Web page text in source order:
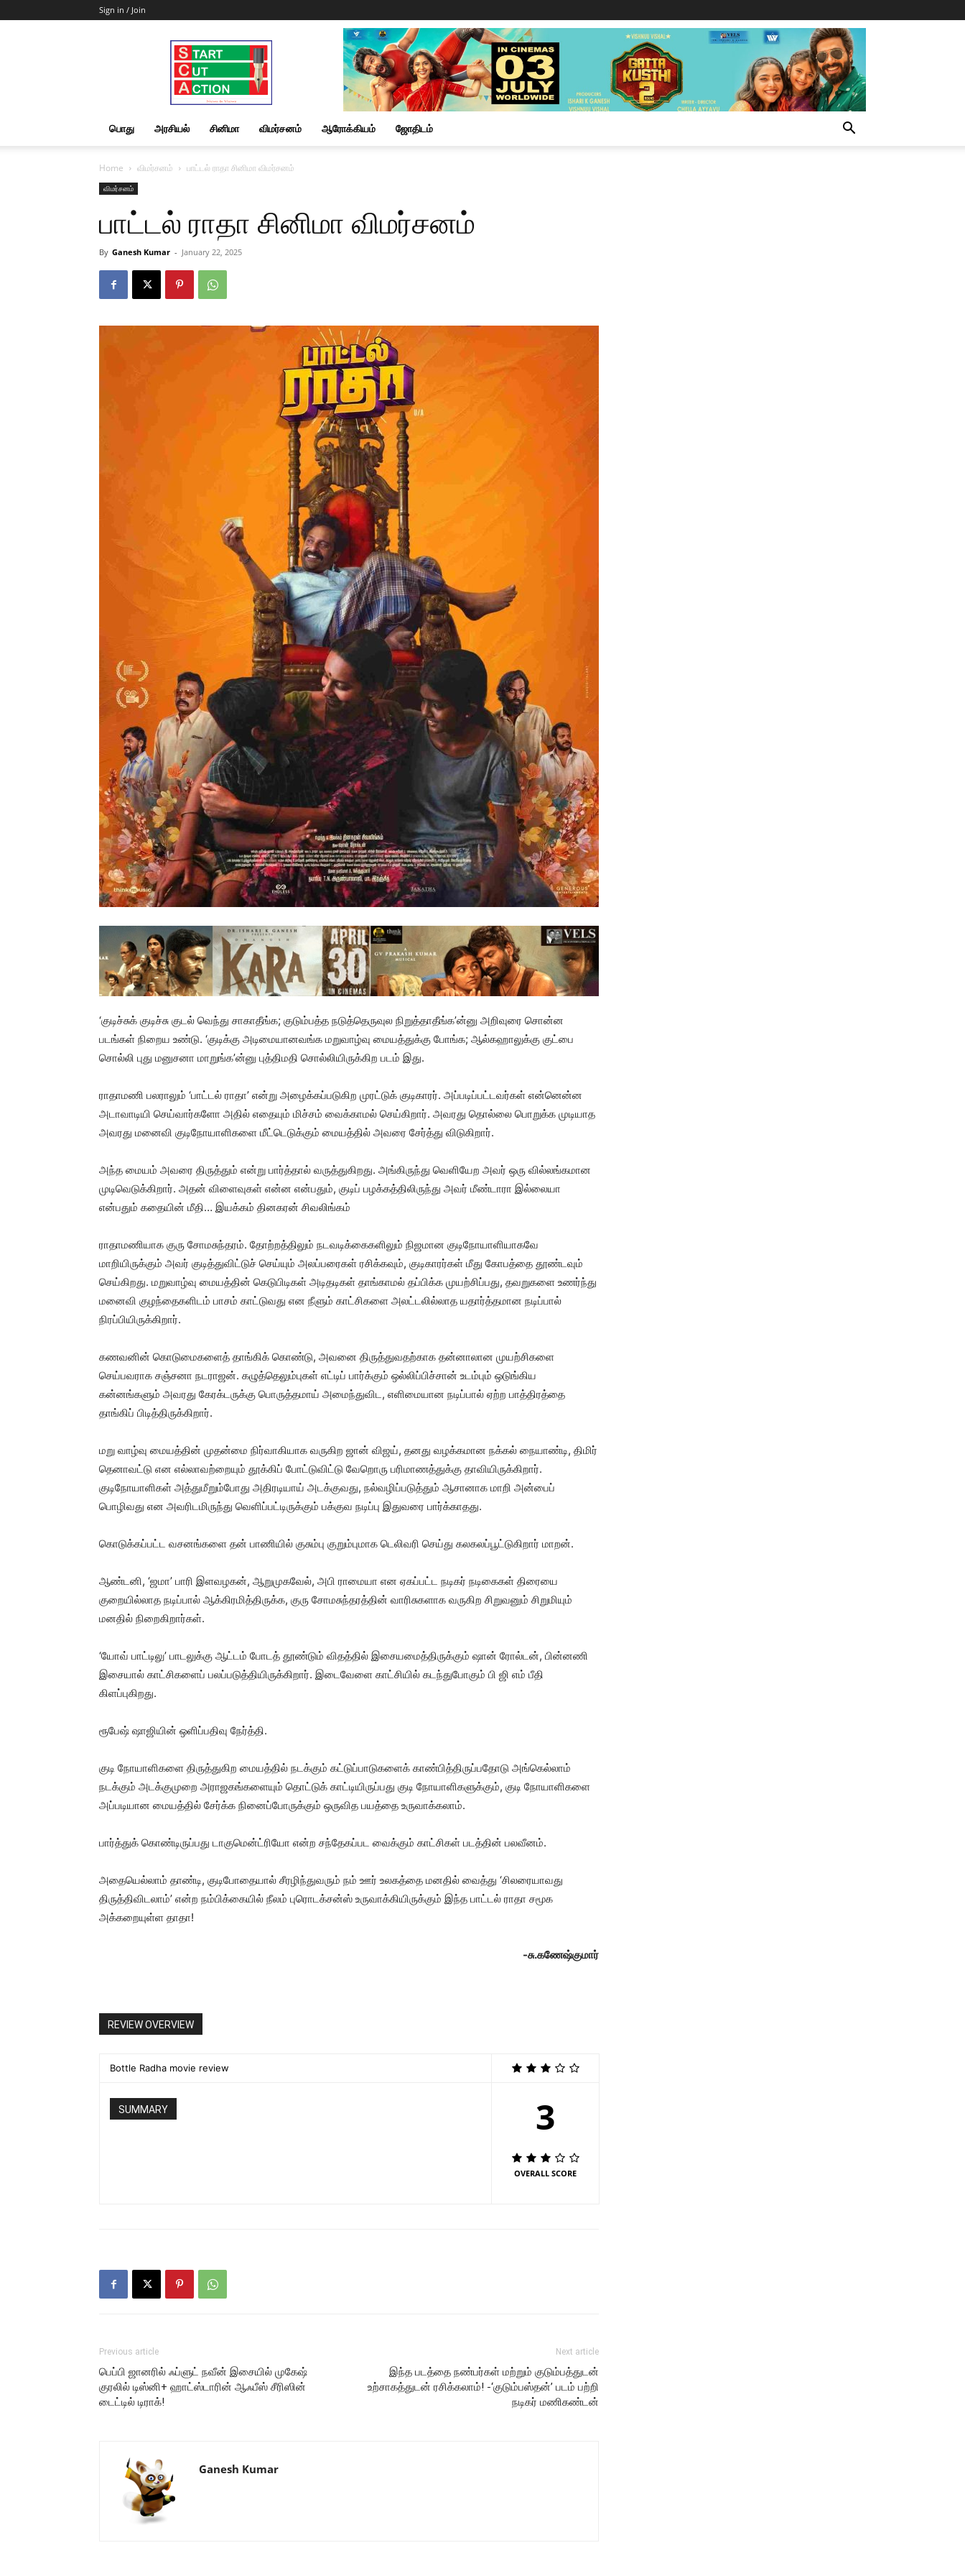
Sign in / Join
Start
Cut
Action
|
News
&
பொது அரசியல் சினிமா விமர்சனம் ஆரோக்கியம் ஜோதிடம்
Home விமர்சனம் பாட்டல் ராதா சினிமா விமர்சனம்
விமர்சனம்
பாட்டல் ராதா சினிமா விமர்சனம்
By Ganesh Kumar - January 22, 2025
‘குடிச்சுக் குடிச்சு குடல் வெந்து சாகாதீங்க; குடும்பத்த நடுத்தெருவுல நிறுத்தாதீங்க’ன்னு அறிவுரை சொன்ன
படங்கள் நிறைய உண்டு. ‘குடிக்கு அடிமையானவங்க மறுவாழ்வு மையத்துக்கு போங்க; ஆல்கஹாலுக்கு குட்பை
சொல்லி புது மனுசனா மாறுங்க’ன்னு புத்திமதி சொல்லியிருக்கிற படம் இது.
ராதாமணி பலராலும் ‘பாட்டல் ராதா’ என்று அழைக்கப்படுகிற முரட்டுக் குடிகாரர். அப்படிப்பட்டவர்கள் என்னென்ன
அடாவாடியி செய்வார்களோ அதில் எதையும் மிச்சம் வைக்காமல் செய்கிறார். அவரது தொல்லை பொறுக்க முடியாத
அவரது மனைவி குடிநோயாளிகளை மீட்டெடுக்கும் மையத்தில் அவரை சேர்த்து விடுகிறார்.
அந்த மையம் அவரை திருத்தும் என்று பார்த்தால் வருத்துகிறது. அங்கிருந்து வெளியேற அவர் ஒரு வில்லங்கமான
முடிவெடுக்கிறார். அதன் விளைவுகள் என்ன என்பதும், குடிப் பழக்கத்திலிருந்து அவர் மீண்டாரா இல்லையா
என்பதும் கதையின் மீதி… இயக்கம் தினகரன் சிவலிங்கம்
ராதாமணியாக குரு சோமசுந்தரம். தோற்றத்திலும் நடவடிக்கைகளிலும் நிஜமான குடிநோயாளியாகவே
மாறியிருக்கும் அவர் குடித்துவிட்டுச் செய்யும் அலப்பரைகள் ரசிக்கவும், குடிகாரர்கள் மீது கோபத்தை தூண்டவும்
செய்கிறது. மறுவாழ்வு மையத்தின் கெடுபிடிகள் அடிதடிகள் தாங்காமல் தப்பிக்க முயற்சிப்பது, தவறுகளை உணர்ந்து
மனைவி குழந்தைகளிடம் பாசம் காட்டுவது என நீளும் காட்சிகளை அலட்டலில்லாத யதார்த்தமான நடிப்பால்
நிரப்பியிருக்கிறார்.
கணவனின் கொடுமைகளைத் தாங்கிக் கொண்டு, அவனை திருத்துவதற்காக தன்னாலான முயற்சிகளை
செய்பவராக சஞ்சனா நடராஜன். கழுத்தெலும்புகள் எட்டிப் பார்க்கும் ஒல்லிப்பிச்சான் உடம்பும் ஒடுங்கிய
கன்னங்களும் அவரது கேரக்டருக்கு பொருத்தமாய் அமைந்துவிட, எளிமையான நடிப்பால் ஏற்ற பாத்திரத்தை
தாங்கிப் பிடித்திருக்கிறார்.
மறு வாழ்வு மையத்தின் முதன்மை நிர்வாகியாக வருகிற ஜான் விஜய், தனது வழக்கமான நக்கல் நையாண்டி, திமிர்
தெனாவட்டு என எல்லாவற்றையும் தூக்கிப் போட்டுவிட்டு வேறொரு பரிமாணத்துக்கு தாவியிருக்கிறார்.
குடிநோயாளிகள் அத்துமீறும்போது அதிரடியாய் அடக்குவது, நல்வழிப்படுத்தும் ஆசானாக மாறி அன்பைப்
பொழிவது என அவரிடமிருந்து வெளிப்பட்டிருக்கும் பக்குவ நடிப்பு இதுவரை பார்க்காதது.
கொடுக்கப்பட்ட வசனங்களை தன் பாணியில் குசும்பு குறும்புமாக டெலிவரி செய்து கலகலப்பூட்டுகிறார் மாறன்.
ஆண்டனி, ‘ஜமா’ பாரி இளவழகன், ஆறுமுகவேல், அபி ராமையா என ஏகப்பட்ட நடிகர் நடிகைகள் திரையை
குறையில்லாத நடிப்பால் ஆக்கிரமித்திருக்க, குரு சோமசுந்தரத்தின் வாரிசுகளாக வருகிற சிறுவனும் சிறுமியும்
மனதில் நிறைகிறார்கள்.
‘யோவ் பாட்டிலு’ பாடலுக்கு ஆட்டம் போடத் தூண்டும் விதத்தில் இசையமைத்திருக்கும் ஷான் ரோல்டன், பின்னணி
இசையால் காட்சிகளைப் பலப்படுத்தியிருக்கிறார். இடைவேளை காட்சியில் கடந்துபோகும் பி ஜி எம் பீதி
கிளப்புகிறது.
ரூபேஷ் ஷாஜியின் ஒளிப்பதிவு நேர்த்தி.
குடி நோயாளிகளை திருத்துகிற மையத்தில் நடக்கும் கட்டுப்பாடுகளைக் காண்பித்திருப்பதோடு அங்கெல்லாம்
நடக்கும் அடக்குமுறை அராஜகங்களையும் தொட்டுக் காட்டியிருப்பது குடி நோயாளிகளுக்கும், குடி நோயாளிகளை
அப்படியான மையத்தில் சேர்க்க நினைப்போருக்கும் ஒருவித பயத்தை உருவாக்கலாம்.
பார்த்துக் கொண்டிருப்பது டாகுமென்ட்ரியோ என்ற சந்தேகப்பட வைக்கும் காட்சிகள் படத்தின் பலவீனம்.
அதையெல்லாம் தாண்டி, குடிபோதையால் சீரழிந்துவரும் நம் ஊர் உலகத்தை மனதில் வைத்து ‘சிலரையாவது
திருத்திவிடலாம்’ என்ற நம்பிக்கையில் நீலம் புரொடக்சன்ஸ் உருவாக்கியிருக்கும் இந்த பாட்டல் ராதா சமூக
அக்கறையுள்ள தாதா!
-சு.கணேஷ்குமார்
REVIEW OVERVIEW
Bottle Radha movie review
SUMMARY 3
OVERALL SCORE
Previous article
பெப்பி ஜானரில் ஃப்ளுட் நவீன் இசையில் முகேஷ்
குரலில் டிஸ்னி+ ஹாட்ஸ்டாரின் ஆஃபீஸ் சீரிஸின்
டைட்டில் டிராக்!
Next article
இந்த படத்தை நண்பர்கள் மற்றும் குடும்பத்துடன்
உற்சாகத்துடன் ரசிக்கலாம்! -‘குடும்பஸ்தன்’ படம் பற்றி
நடிகர் மணிகண்டன்
Ganesh Kumar